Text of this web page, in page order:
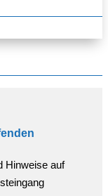
Hinweise auf